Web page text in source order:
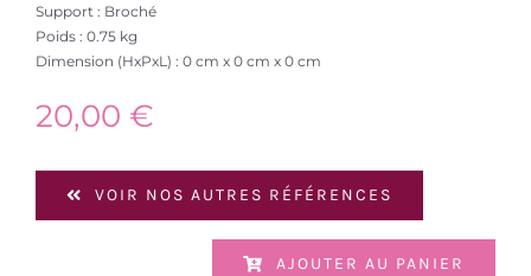
Support : Broché
Poids : 0.75 kg
Dimension (HxPxL) : 0 cm x 0 cm x 0 cm
20,00 €
VOIR NOS AUTRES RÉFÉRENCES
AJOUTER AU PANIER